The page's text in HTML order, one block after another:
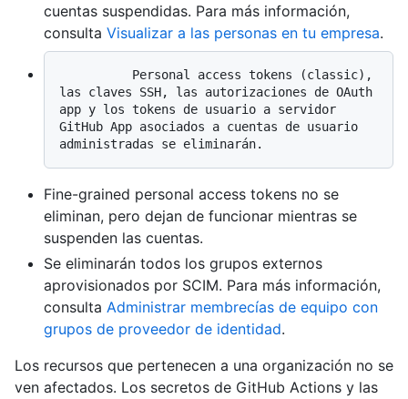
cuentas suspendidas. Para más información,
consulta Visualizar a las personas en tu empresa.
las claves SSH, las autorizaciones de OAuth
app y los tokens de usuario a servidor
GitHub App asociados a cuentas de usuario
Fine-grained personal access tokens no se
eliminan, pero dejan de funcionar mientras se
suspenden las cuentas.
Se eliminarán todos los grupos externos
aprovisionados por SCIM. Para más información,
consulta Administrar membrecías de equipo con
grupos de proveedor de identidad.
Los recursos que pertenecen a una organización no se
ven afectados. Los secretos de GitHub Actions y las